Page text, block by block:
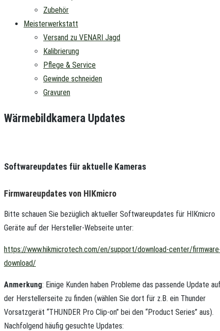
Zubehör
Meisterwerkstatt
Versand zu VENARI Jagd
Kalibrierung
Pflege & Service
Gewinde schneiden
Gravuren
Wärmebildkamera Updates
Softwareupdates für aktuelle Kameras
Firmwareupdates von HIKmicro
Bitte schauen Sie bezüglich aktueller Softwareupdates für HIKmicro
Geräte auf der Hersteller-Webseite unter:
https://www.hikmicrotech.com/en/support/download-center/
download/
Anmerkung: Einige Kunden haben Probleme das passende Update
der Herstellerseite zu finden (wählen Sie dort für z.B. ein Thunder
Vorsatzgerät “THUNDER Pro Clip-on” bei den “Product Series” aus).
Nachfolgend häufig gesuchte Updates: